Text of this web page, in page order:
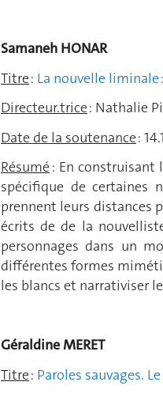
Samaneh
Titre: La nouvelle liminale
Directeur.trice: Nathalie
Date de la soutenance:
Résumé: En construisant
spécifique de certaines
prennent leurs distances
écrits de de la
personnages dans un
différentes formes
les blancs et narrativiser
Géraldine MERET
Titre: Paroles sauvages.